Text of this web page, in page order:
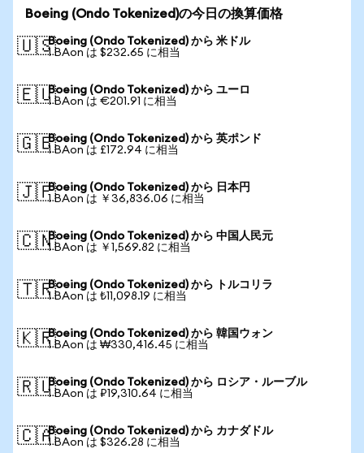
Boeing (Ondo Tokenized)の今日の換算価格
🇺🇸Boeing (Ondo Tokenized) から 米ドル
1 BAon は $232.65 に相当
🇪🇺Boeing (Ondo Tokenized) から ユーロ
1 BAon は €201.91 に相当
🇬🇧Boeing (Ondo Tokenized) から 英ポンド
1 BAon は £172.94 に相当
🇯🇵Boeing (Ondo Tokenized) から 日本円
1 BAon は ￥36,836.06 に相当
🇨🇳Boeing (Ondo Tokenized) から 中国人民元
1 BAon は ￥1,569.82 に相当
🇹🇷Boeing (Ondo Tokenized) から トルコリラ
1 BAon は ₺11,098.19 に相当
🇰🇷Boeing (Ondo Tokenized) から 韓国ウォン
1 BAon は ₩330,416.45 に相当
🇷🇺Boeing (Ondo Tokenized) から ロシア・ルーブル
1 BAon は ₽19,310.64 に相当
🇨🇦Boeing (Ondo Tokenized) から カナダドル
1 BAon は $326.28 に相当